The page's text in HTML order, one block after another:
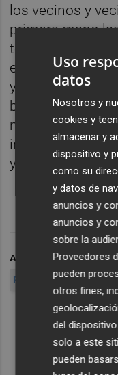
los vecinos y
primera mano
tomado,
efectos de la
y garantizar la
básicos a la
nota del PSPV,
integran el
y Podem-EUPV
ARCHIVADO EN
RUS
Uso
datos
Nosotros y
cookies y
almacenar y
dispositivo y
como su
y datos de
anuncios y
anuncios y
sobre la
Proveedores
pueden
otros fines,
del
solo a este
pueden